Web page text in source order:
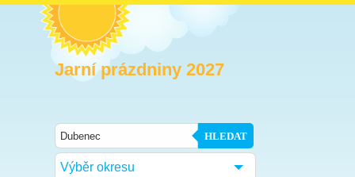
Jarní prázdniny 2027
HLEDAT
Výběr okresu